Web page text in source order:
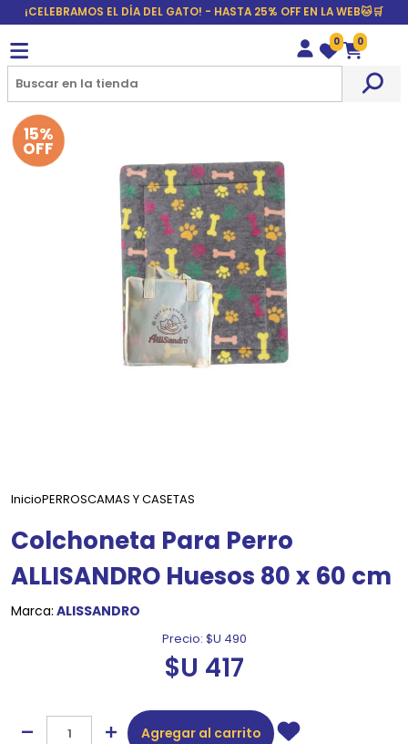
¡CELEBRAMOS EL DÍA DEL GATO! - HASTA 25% OFF EN LA WEB🐱🛒
Wishlist
0
Carrito
0
15%
OFF
InicioPERROSCAMAS Y CASETAS
Colchoneta Para Perro
ALLISANDRO Huesos 80 x 60 cm
Marca: ALISSANDRO
Precio: $U 490
$U 417
Agregar al carrito